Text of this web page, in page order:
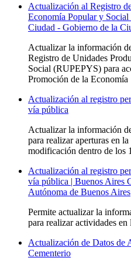
Actualización al Registro
Economía Popular y
Ciudad - Gobierno de la
Actualizar la información
Registro de Unidades
Social (RUPEPYS) para
Promoción de la Economía
Actualización al registro
vía pública
Actualizar la información
para realizar aperturas en
modificación dentro de los
Actualización al registro
vía pública | Buenos Aires
Autónoma de Buenos Aires
Permite actualizar la
para realizar actividades
Actualización de Datos de
Cementerio